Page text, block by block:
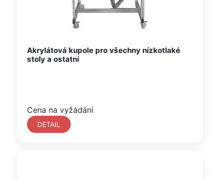
Akrylátová kupole pro všechny nízkotlaké
stoly a ostatní
Cena na vyžádání
DETAIL